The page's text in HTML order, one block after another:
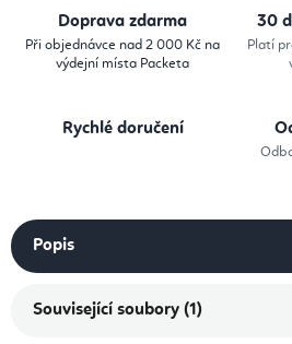
Doprava zdarma
Při objednávce nad 2 000 Kč na
výdejní místa Packeta
30
Platí
Rychlé doručení
Popis
Související soubory (1)